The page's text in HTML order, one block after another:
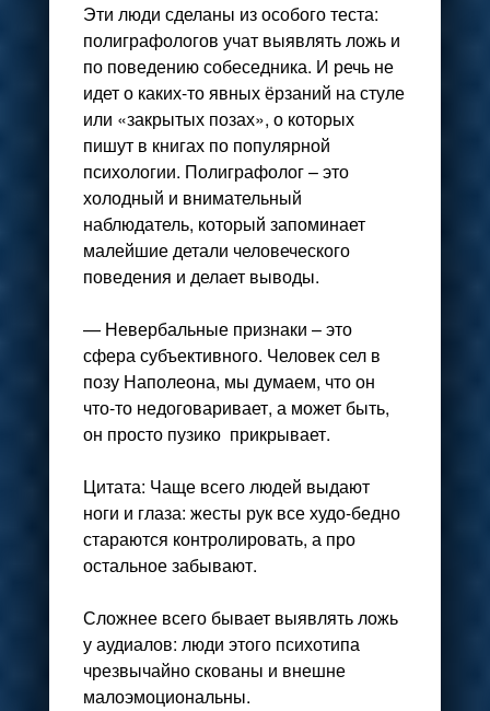
Эти люди сделаны из особого теста:
полиграфологов учат выявлять ложь и
по поведению собеседника. И речь не
идет о каких-то явных ёрзаний на стуле
или «закрытых позах», о которых
пишут в книгах по популярной
психологии. Полиграфолог – это
холодный и внимательный
наблюдатель, который запоминает
малейшие детали человеческого
поведения и делает выводы.
— Невербальные признаки – это
сфера субъективного. Человек сел в
позу Наполеона, мы думаем, что он
что-то недоговаривает, а может быть,
он просто пузико прикрывает.
Цитата: Чаще всего людей выдают
ноги и глаза: жесты рук все худо-бедно
стараются контролировать, а про
остальное забывают.
Сложнее всего бывает выявлять ложь
у аудиалов: люди этого психотипа
чрезвычайно скованы и внешне
малоэмоциональны.